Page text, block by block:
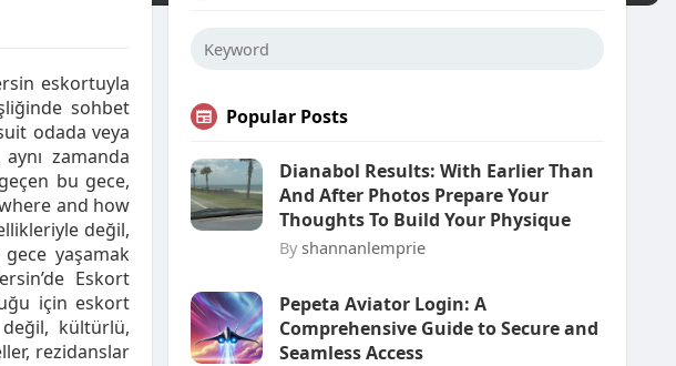
eskortuyla
sohbet
odada veya
zamanda
bu gece,
and how
değil,
yaşamak
Eskort
için eskort
kültürlü,
rezidanslar
Popular Posts
Dianabol Results: With Earlier Than
And After Photos Prepare Your
Thoughts To Build Your Physique
By shannanlemprie
Pepeta Aviator Login: A
Comprehensive Guide to Secure and
Seamless Access